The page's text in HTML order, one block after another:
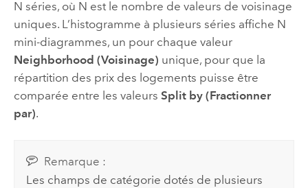
N séries, où N est le nombre de valeurs de voisinage
uniques. L’histogramme à plusieurs séries affiche N
mini-diagrammes, un pour chaque valeur
Neighborhood (Voisinage) unique, pour que la
répartition des prix des logements puisse être
comparée entre les valeurs Split by (Fractionner
par).
Remarque :
Les champs de catégorie dotés de plusieurs